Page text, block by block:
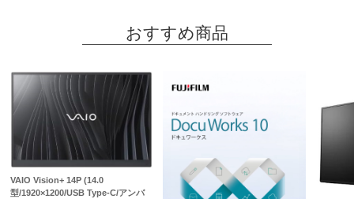
おすすめ商品
VAIO Vision+ 14P (14.0
型/1920×1200/USB Type-C/アンバ